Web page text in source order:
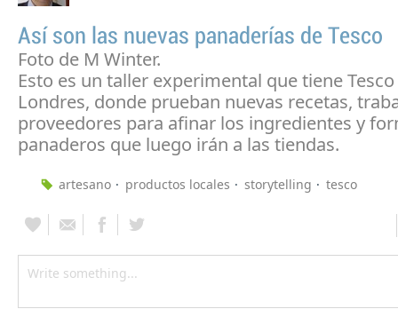
Así son las nuevas panaderías de Tesco
Foto de M Winter.
Esto es un taller experimental que tiene
Londres, donde prueban nuevas recetas,
proveedores para afinar los ingredientes y
panaderos que luego irán a las tiendas.
artesano productos locales storytelling tesco